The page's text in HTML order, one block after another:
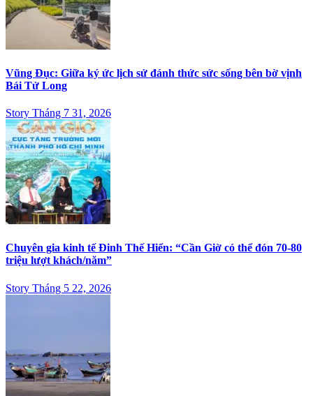
Vũng Đục: Giữa ký ức lịch sử đánh thức sức sống bên bờ vịnh
Bái Tử Long
Story Tháng 7 31, 2026
Chuyên gia kinh tế Đinh Thế Hiển: “Cần Giờ có thể đón 70-80
triệu lượt khách/năm”
Story Tháng 5 22, 2026